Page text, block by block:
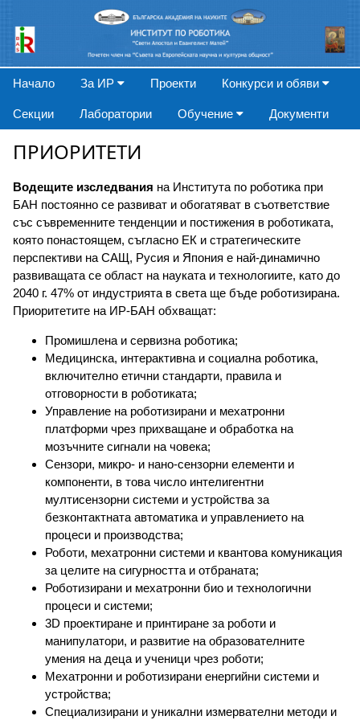
Начало За ИР Проекти Конкурси и обяви
Секции Лаборатории Обучение Документи
ПРИОРИТЕТИ
Водещите изследвания на Института по роботика при
БАН постоянно се развиват и обогатяват в съответствие
със съвременните тенденции и постижения в роботиката,
която понастоящем, съгласно ЕК и стратегическите
перспективи на САЩ, Русия и Япония е най-динамично
развиващата се област на науката и технологиите, като до
2040 г. 47% от индустрията в света ще бъде роботизирана.
Приоритетите на ИР-БАН обхващат:
Промишлена и сервизна роботика;
Медицинска, интерактивна и социална роботика,
включително етични стандарти, правила и
отговорности в роботиката;
Управление на роботизирани и мехатронни
платформи чрез прихващане и обработка на
мозъчните сигнали на човека;
Сензори, микро- и нано-сензорни елементи и
компоненти, в това число интелигентни
мултисензорни системи и устройства за
безконтактната автоматика и управлението на
процеси и производства;
Роботи, мехатронни системи и квантова комуникация
за целите на сигурността и отбраната;
Роботизирани и мехатронни био и технологични
процеси и системи;
3D проектиране и принтиране за роботи и
манипулатори, и развитие на образователните
умения на деца и ученици чрез роботи;
Мехатронни и роботизирани енергийни системи и
устройства;
Специализирани и уникални измервателни методи и